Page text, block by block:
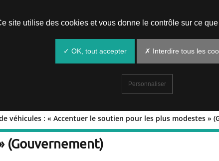
véhicules : « Accentuer le soutien pour les plus modestes »
de véhicules : « Accentuer le
(Gouvernement)
site utilise des cookies et vous donne le contrôle sur ce
✓ OK, tout accepter ✗ Interdire tous les
Personnaliser